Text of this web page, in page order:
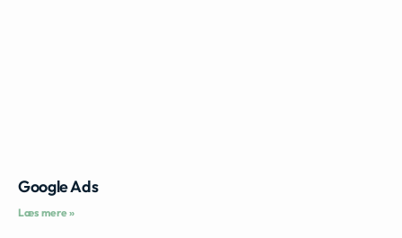
Google Ads
Læs mere »